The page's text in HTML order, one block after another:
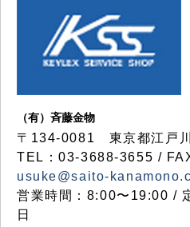
（有）斉藤金物
〒134-0081 東京都江戸
TEL：03-3688-3655 /
usuke@saito-
営業時間：8:00〜19:00 /
日